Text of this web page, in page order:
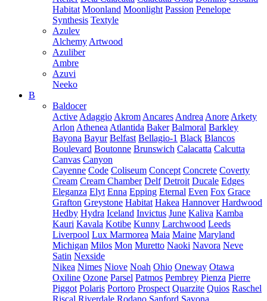
Habitat Moonland Moonlight Passion Penelope
Synthesis Textyle
Azulev
Alchemy Artwood
Azuliber
Ambre
Azuvi
Neeko
B
Baldocer
Active Adaggio Akrom Ancares Andrea Anore Arkety
Arlon Athenea Atlantida Baker Balmoral Barkley
Bayona Bayur Belfast Bellagio-1 Black Blancos
Boulevard Boutonne Brunswich Calacatta Calcutta
Canvas Canyon
Cayenne Code Coliseum Concept Concrete Coverty
Cream Cream Chamber Delf Detroit Ducale Edges
Eleganza Elyt Enna Epping Eternal Even Fox Grace
Grafton Greystone Habitat Hakea Hannover Hardwood
Hedby Hydra Iceland Invictus June Kaliva Kamba
Kauri Kavala Kotibe Kunny Larchwood Leeds
Liverpool Lux Marmorea Maia Maine Maryland
Michigan Milos Mon Muretto Naoki Navora Neve
Satin Nexside
Nikea Nimes Niove Noah Ohio Oneway Otawa
Oxiline Ozone Parsel Patmos Pembrey Pienza Pierre
Piggot Polaris Portoro Prospect Quarzite Quios Raschel